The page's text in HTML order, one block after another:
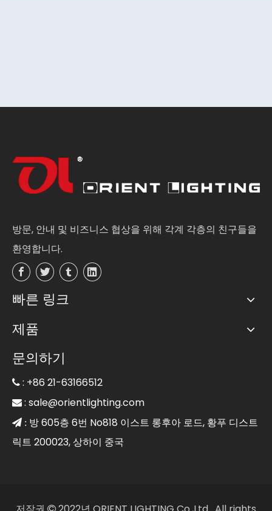
방문, 안내 및 비즈니스 협상을 위해 각계 각층의 친구들을
환영합니다.
빠른 링크
제품
문의하기
 : +86 21-63166512
 : sale@orientlighting.com
 : 방 605층 6번 No818 이스트 롱후아 로드, 황푸 디스트
릭트 200023, 상하이 중국
